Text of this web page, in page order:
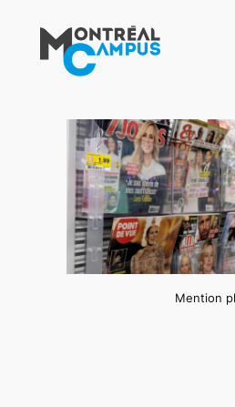
contenu
Mention